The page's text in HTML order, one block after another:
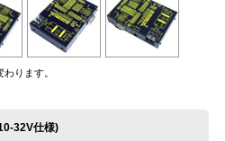
ります。
32V仕様)